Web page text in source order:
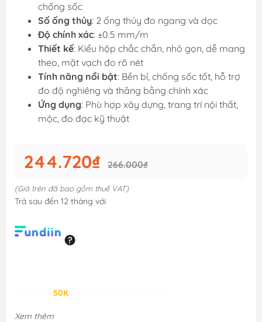
chống sốc
Số ống thủy: 2 ống thủy đo ngang và dọc
Độ chính xác: ±0.5 mm/m
Thiết kế: Kiểu hộp chắc chắn, nhỏ gọn, dễ mang
theo, mặt vạch đo rõ nét
Tính năng nổi bật: Bền bỉ, chống sốc tốt, hỗ trợ
đo độ nghiêng và thăng bằng chính xác
Ứng dụng: Phù hợp xây dựng, trang trí nội thất,
mộc, đo đạc kỹ thuật
244.720₫ 266.000₫
(Giá trên đã bao gồm thuế VAT)
Trả sau đến 12 tháng với
50K
Xem thêm